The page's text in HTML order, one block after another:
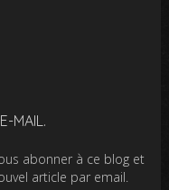
MAIL.
abonner à ce blog et
article par email.